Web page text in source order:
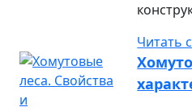
Читать